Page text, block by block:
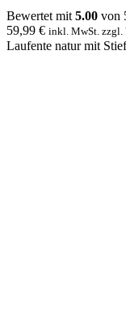
Bewertet mit 5.00 von
59,99 € inkl. MwSt. zzgl.
Laufente natur mit